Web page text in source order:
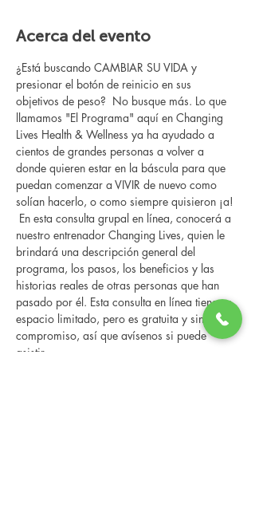
Acerca del evento
¿Está buscando CAMBIAR SU VIDA y
presionar el botón de reinicio en sus
objetivos de peso?  No busque más. Lo que
llamamos "El Programa" aquí en Changing
Lives Health & Wellness ya ha ayudado a
cientos de grandes personas a volver a
donde quieren estar en la báscula para que
puedan comenzar a VIVIR de nuevo como
solían hacerlo, o como siempre quisieron ¡a!
En esta consulta grupal en línea, conocerá a
nuestro entrenador Changing Lives, quien le
brindará una descripción general del
programa, los pasos, los beneficios y las
historias reales de otras personas que han
pasado por él. Esta consulta en línea tiene un
espacio limitado, pero es gratuita y sin
compromiso, así que avísenos si puede
asistir.